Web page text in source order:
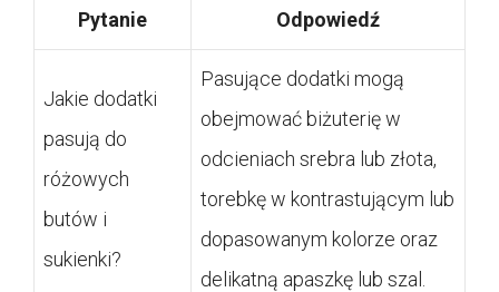
Pytanie Odpowiedź
Jakie dodatki
pasują do
różowych
butów i
sukienki?
Pasujące dodatki mogą
obejmować biżuterię w
odcieniach srebra lub złota,
torebkę w kontrastującym lub
dopasowanym kolorze oraz
delikatną apaszkę lub szal.